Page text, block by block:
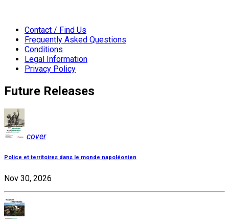
Contact / Find Us
Frequently Asked Questions
Conditions
Legal Information
Privacy Policy
Future Releases
cover
Police et territoires dans le monde napoléonien
Nov 30, 2026